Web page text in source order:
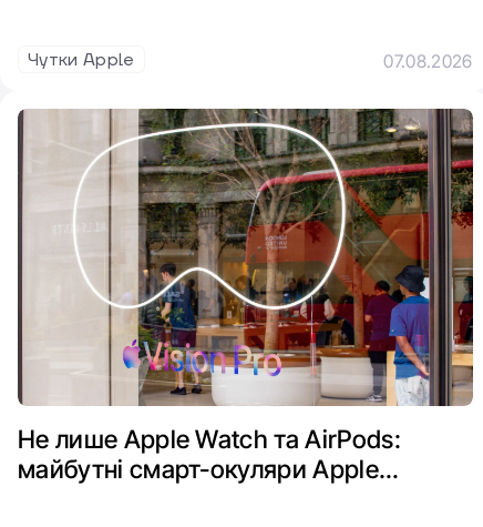
Чутки Apple 07.08.2026
Не лише Apple Watch та AirPods:
майбутні смарт-окуляри Apple